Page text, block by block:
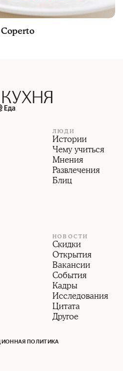
ЛЮДИ
Истории
Чему учиться
Мнения
Развлечения
Блиц
НОВОСТИ
Скидки
Открытия
Вакансии
События
Кадры
Исследования
Цитата
Другое
ПОЛИТИКА